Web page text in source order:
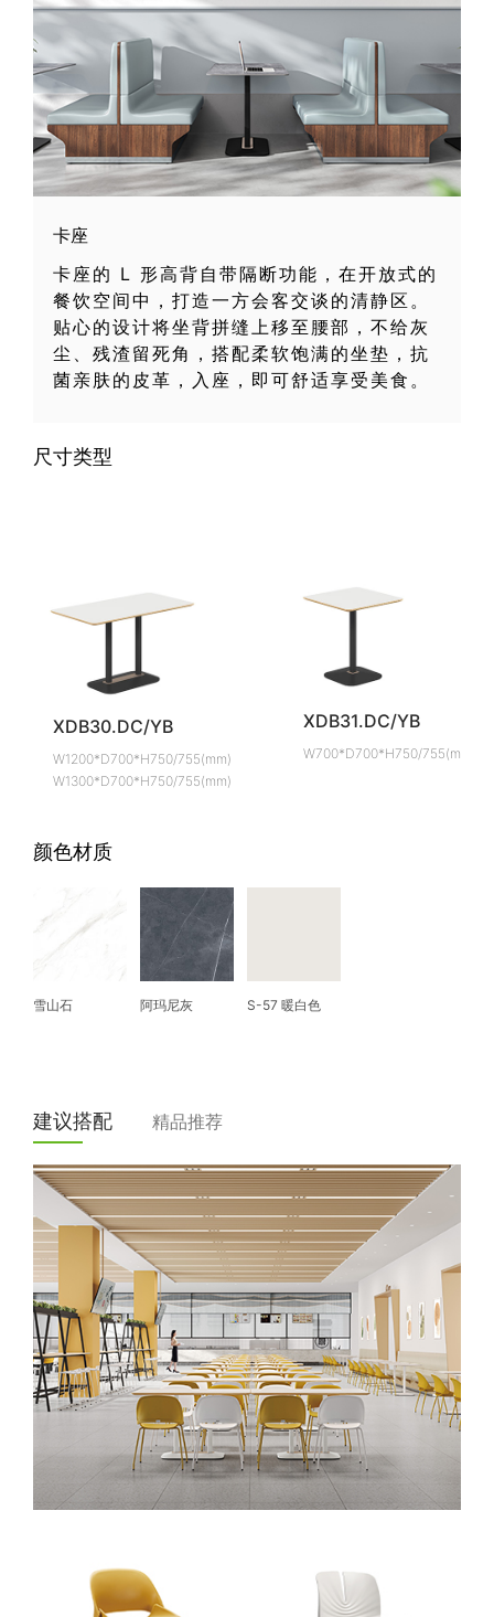
卡座
卡座的 L 形高背自带隔断功能，在开放式的
餐饮空间中，打造一方会客交谈的清静区。
贴心的设计将坐背拼缝上移至腰部，不给灰
尘、残渣留死角，搭配柔软饱满的坐垫，抗
菌亲肤的皮革，入座，即可舒适享受美食。
尺寸类型
XDB30.DC/YB
W1200*D700*H750/755(mm)
W1300*D700*H750/755(mm)
XDB31.DC/YB
W700*D700*H750/755(mm)
颜色材质
雪山石 阿玛尼灰 S-57 暖白色
建议搭配 精品推荐